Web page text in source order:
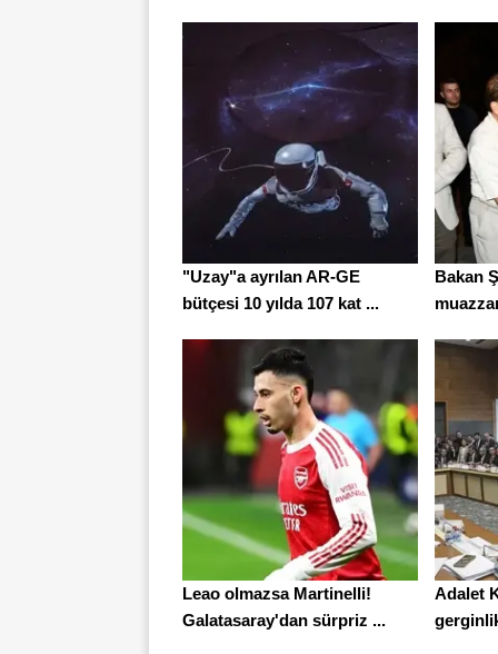
"Uzay"a ayrılan AR-GE
bütçesi 10 yılda 107 kat ...
Bakan
Leao olmazsa Martinelli!
Galatasaray'dan sürpriz ...
Adalet